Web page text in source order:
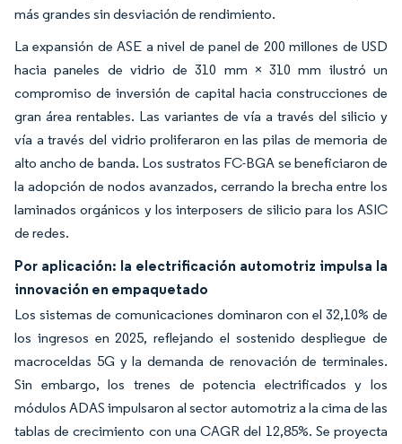
más grandes sin desviación de rendimiento.
La expansión de ASE a nivel de panel de 200 millones de USD
hacia paneles de vidrio de 310 mm × 310 mm ilustró un
compromiso de inversión de capital hacia construcciones de
gran área rentables. Las variantes de vía a través del silicio y
vía a través del vidrio proliferaron en las pilas de memoria de
alto ancho de banda. Los sustratos FC-BGA se beneficiaron de
la adopción de nodos avanzados, cerrando la brecha entre los
laminados orgánicos y los interposers de silicio para los ASIC
de redes.
Por aplicación: la electrificación automotriz impulsa la
innovación en empaquetado
Los sistemas de comunicaciones dominaron con el 32,10% de
los ingresos en 2025, reflejando el sostenido despliegue de
macroceldas 5G y la demanda de renovación de terminales.
Sin embargo, los trenes de potencia electrificados y los
módulos ADAS impulsaron al sector automotriz a la cima de las
tablas de crecimiento con una CAGR del 12,85%. Se proyecta